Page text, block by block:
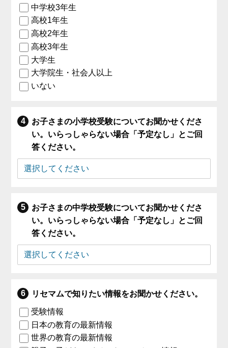
中学校3年生
高校1年生
高校2年生
高校3年生
大学生
大学院生・社会人以上
いない
お子さまの小学校受験についてお聞かせくださ
い。いらっしゃらない場合「予定なし」とご回
答ください。
お子さまの中学校受験についてお聞かせくださ
い。いらっしゃらない場合「予定なし」とご回
答ください。
リセマムで知りたい情報をお聞かせください。
受験情報
日本の教育の最新情報
世界の教育の最新情報